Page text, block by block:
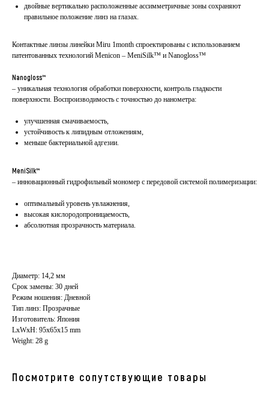
двойные вертикально расположенные ассимметричные зоны сохраняют
правильное положение линз на глазах.
Контактные линзы линейки Miru 1month спроектированы с использованием
патентованных технологий Menicon – MeniSilk™ и Nanogloss™
Nanogloss™
– уникальная технология обработки поверхности, контроль гладкости
поверхности. Воспроизводимость с точностью до нанометра:
улучшенная смачиваемость,
устойчивость к липидным отложениям,
меньше бактериальной адгезии.
MeniSilk™
– инновационный гидрофильный мономер с передовой системой полимеризации:
оптимальный уровень увлажнения,
высокая кислородопроницаемость,
абсолютная прозрачность материала.
Диаметр: 14,2 мм
Срок замены: 30 дней
Режим ношения: Дневной
Тип линз: Прозрачные
Изготовитель: Япония
LxWxH: 95x65x15 mm
Weight: 28 g
Посмотрите сопутствующие товары